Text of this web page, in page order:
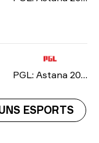
PGL: Astana 2026
ESPORTS